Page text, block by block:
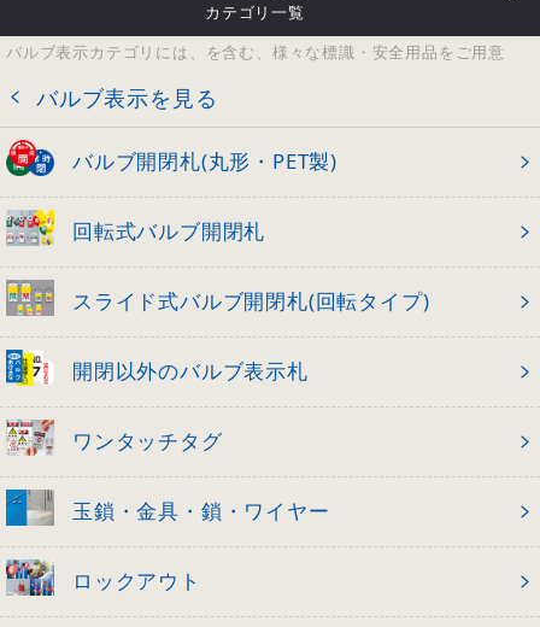
カテゴリ一覧
バルブ表示カテゴリには、を含む、様々な標識・安全用品をご用意
バルブ表示を見る
バルブ開閉札(丸形・PET製)
回転式バルブ開閉札
スライド式バルブ開閉札(回転タイプ)
開閉以外のバルブ表示札
ワンタッチタグ
玉鎖・金具・鎖・ワイヤー
ロックアウト